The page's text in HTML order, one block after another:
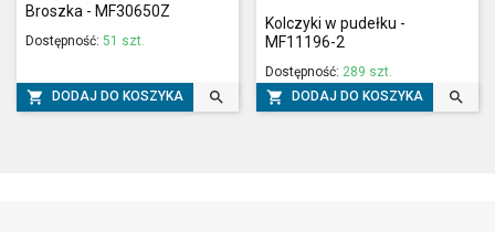
Broszka - MF30650Z
Dostępność: 51 szt.
 DODAJ DO KOSZYKA 
Kolczyki w pudełku -
MF11196-2
Dostępność: 289 szt.
 DODAJ DO KOSZYKA 